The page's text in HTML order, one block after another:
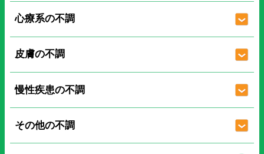
心療系の不調
皮膚の不調
慢性疾患の不調
その他の不調